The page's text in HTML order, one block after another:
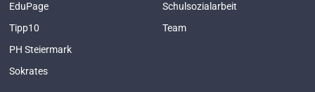
EduPage
Tipp10
PH Steiermark
Sokrates
Schulsozialarbeit
Team